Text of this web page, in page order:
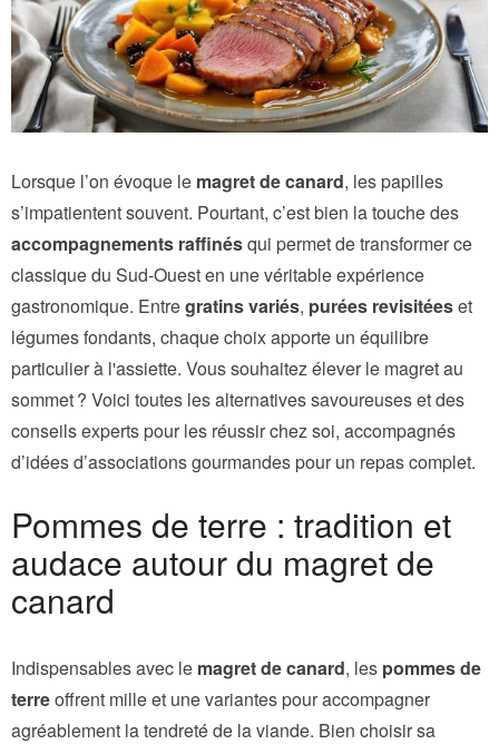
Lorsque l’on évoque le magret de canard, les papilles
s’impatientent souvent. Pourtant, c’est bien la touche des
accompagnements raffinésqui permet de transformer ce
classique du Sud-Ouest en une véritable expérience
gastronomique. Entregratins variés, purées revisitéeset
légumes fondants, chaque choix apporte un équilibre
particulier à l'assiette. Vous souhaitez élever le magret au
sommet ? Voici toutes les alternatives savoureuses et des
conseils experts pour les réussir chez soi, accompagnés
d’idées d’associations gourmandes pour un repas complet.
Pommes de terre : tradition et
audace autour du magret de
canard
Indispensables avec le magret de canard, les pommes de
terreoffrent mille et une variantes pour accompagner
agréablement la tendreté de la viande. Bien choisir sa